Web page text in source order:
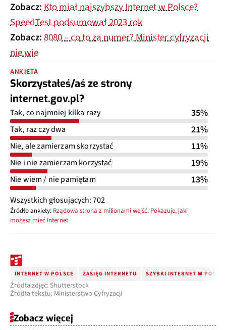
Zobacz:Kto miał najszybszy Internet w Polsce?
SpeedTest podsumował 2023 rok
Zobacz:8080 – co to za numer? Minister cyfryzacji
nie wie
ANKIETA
Skorzystałeś/aś ze strony
internet.gov.pl?
Tak, co najmniej kilka razy 35%
Tak, raz czy dwa 21%
Nie, ale zamierzam skorzystać 11%
Nie i nie zamierzam korzystać 19%
Nie wiem / nie pamiętam 13%
Wszystkich głosujących: 702
Źródło ankiety: Rządowa strona z milionami wejść. Pokazuje, jaki
możesz mieć Internet
INTERNET W POLSCE ZASIĘG INTERNETU SZYBKI INTERNET W
Źródła zdjęć: Shutterstock
Źródła tekstu: Ministerstwo Cyfryzacji
Zobacz więcej